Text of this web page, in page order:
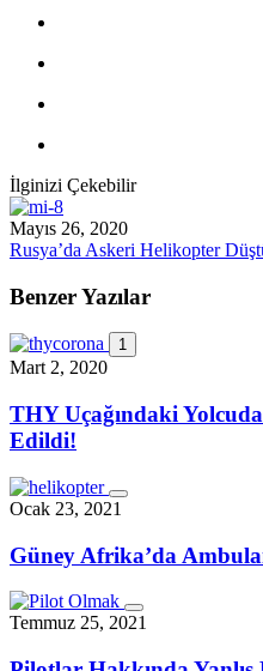
İlginizi Çekebilir
Mayıs 26, 2020
Rusya’da Askeri Helikopter
Benzer Yazılar
1
Mart 2, 2020
THY Uçağındaki
Edildi!
Ocak 23, 2021
Güney Afrika’da
Temmuz 25, 2021